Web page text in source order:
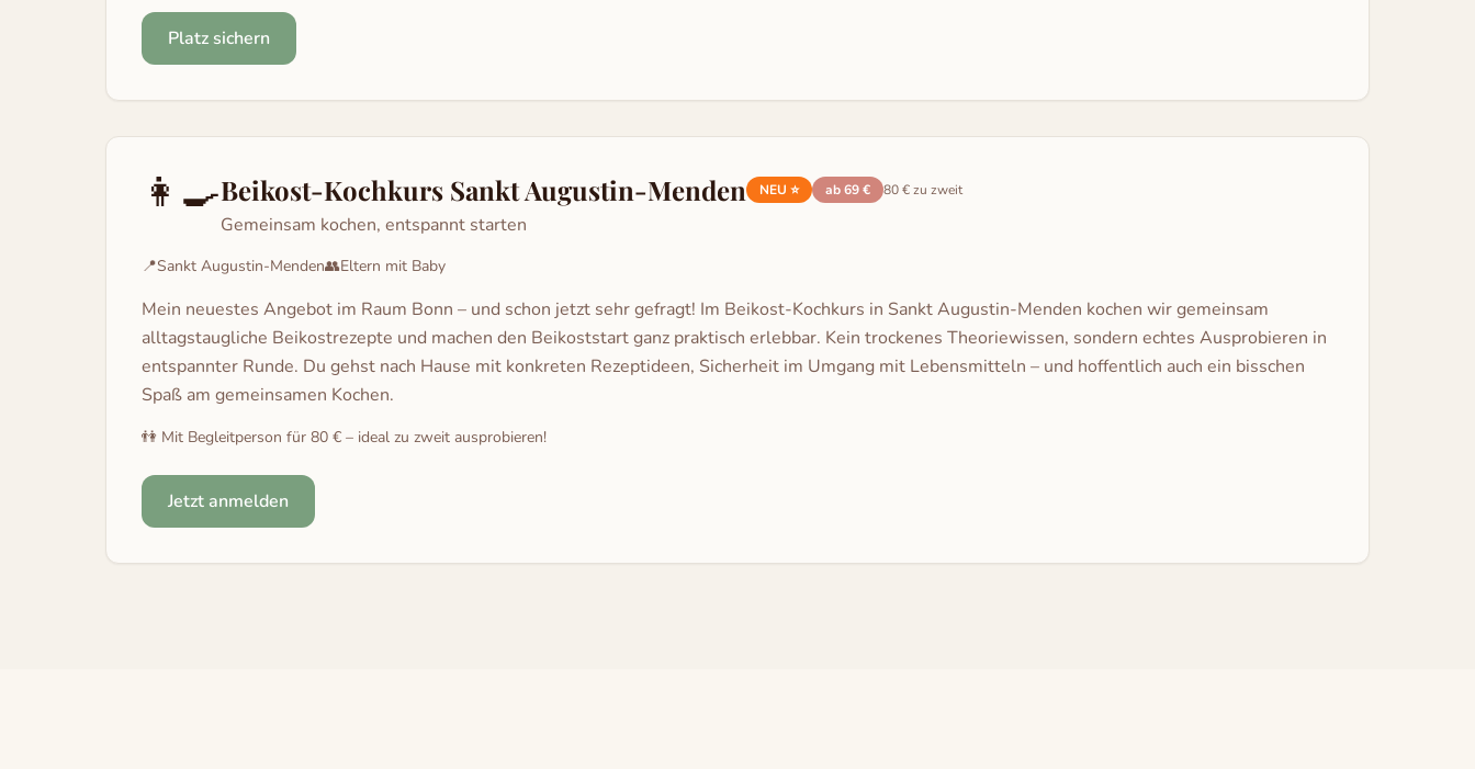
Platz sichern
👩‍🍳Beikost-Kochkurs Sankt Augustin-Menden NEU ⭐ ab 69 € 80 € zu zweit
Gemeinsam kochen, entspannt starten
📍Sankt Augustin-Menden👥Eltern mit Baby
Mein neuestes Angebot im Raum Bonn – und schon jetzt sehr gefragt! Im Beikost-Kochkurs in Sankt Augustin-Menden kochen wir gemeinsam
alltagstaugliche Beikostrezepte und machen den Beikoststart ganz praktisch erlebbar. Kein trockenes Theoriewissen, sondern echtes Ausprobieren in
entspannter Runde. Du gehst nach Hause mit konkreten Rezeptideen, Sicherheit im Umgang mit Lebensmitteln – und hoffentlich auch ein bisschen
Spaß am gemeinsamen Kochen.
👫 Mit Begleitperson für 80 € – ideal zu zweit ausprobieren!
Jetzt anmelden